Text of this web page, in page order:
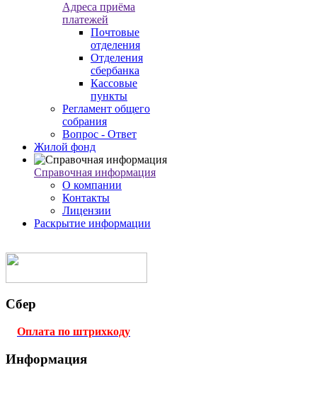
Адреса приёма
платежей
Почтовые
отделения
Отделения
сбербанка
Кассовые
пункты
Регламент общего
собрания
Вопрос - Ответ
Жилой фонд
Справочная информация
О компании
Контакты
Лицензии
Раскрытие информации
Сбер
Оплата по штрихкоду
Информация